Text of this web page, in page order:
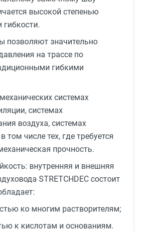
высокой степенью
гибкости.
позволяют значительно
на трассе по
гибкими
системах
системах
воздуха, системах
том числе тех, где требуется
прочность.
внутренняя и внешняя
STRETCHDEC состоит
ко многим растворителям;
к кислотам и основаниям.